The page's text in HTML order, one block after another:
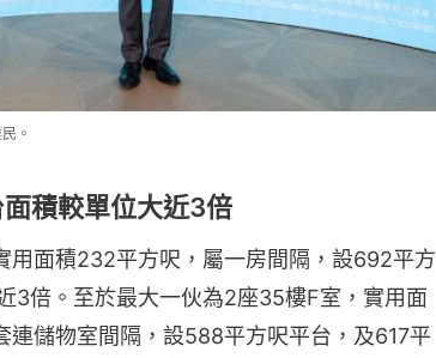
。
積較單位大近3倍
用面積232平方呎，屬一房間隔，設692平方
3倍。至於最大一伙為2座35樓F室，實用面
儲物室間隔，設588平方呎平台，及617平